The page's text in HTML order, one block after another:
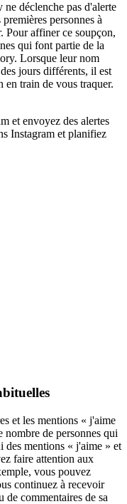
déclenche pas d'alerte
personnes à
Pour affiner ce soupçon,
qui font partie de la
Lorsque leur nom
jours différents, il est
en train de vous traquer.
et envoyez des alertes
Instagram et planifiez
et les mentions « j'aime
nombre de personnes qui
des mentions « j'aime » et
faire attention aux
vous pouvez
continuez à recevoir
commentaires de sa